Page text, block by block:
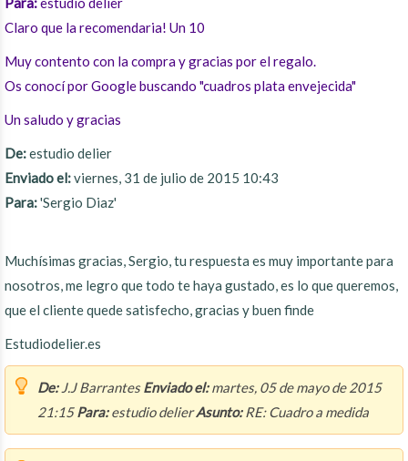
Claro que la recomendaria! Un 10
Muy contento con la compra y gracias por el regalo.
Os conocí por Google buscando "cuadros plata envejecida"
Un saludo y gracias
De:estudio delier
Enviado el:viernes, 31 de julio de 2015 10:43
Para:'Sergio Diaz'
Muchísimas gracias, Sergio, tu respuesta es muy importante para
nosotros, me legro que todo te haya gustado, es lo que queremos,
que el cliente quede satisfecho, gracias y buen finde
Estudiodelier.es
De:J.J BarrantesEnviado el:martes, 05 de mayo de 2015
21:15Para:estudio delierAsunto:RE: Cuadro a medida